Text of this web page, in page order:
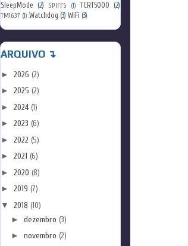
SleepMode (2) SPIFFS (1) TCRT5000 (2)
TM1637 (1) Watchdog (3) WiFi (3)
ARQUIVO ↴
► 2026 (2)
► 2025 (2)
► 2024 (1)
► 2023 (6)
► 2022 (5)
► 2021 (6)
► 2020 (8)
► 2019 (7)
▼ 2018 (10)
► dezembro (3)
► novembro (2)